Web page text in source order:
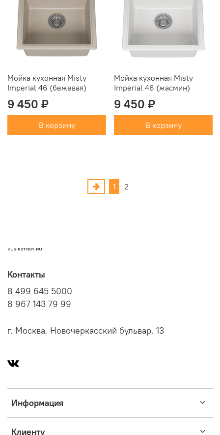
Мойка кухонная Misty
Imperial 46 (бежевая)
9 450 ₽
В корзину
Мойка кухонная Misty
Imperial 46 (жасмин)
9 450 ₽
В корзину
1 2
KUBIKSTROY.RU
Информация
Клиенту
Контакты
8 499 645 5000
8 967 143 79 99
г. Москва, Новочеркасский бульвар, 13